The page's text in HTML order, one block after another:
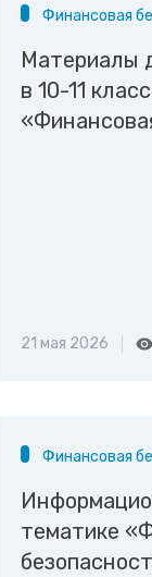
Финансовая
Материалы
в 10-11
21 мая 2026
Финансовая
тематике